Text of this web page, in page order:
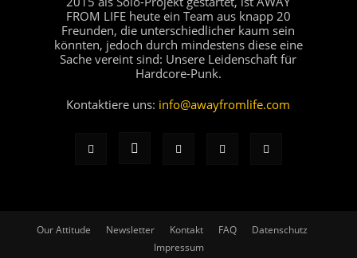
FROM LIFE heute ein Team aus knapp 20
Freunden, die unterschiedlicher kaum sein
könnten, jedoch durch mindestens diese eine
Sache vereint sind: Unsere Leidenschaft für
Hardcore-Punk.
Kontaktiere uns: info@awayfromlife.com
Our Attitude Newsletter Kontakt FAQ
Datenschutz
Impressum